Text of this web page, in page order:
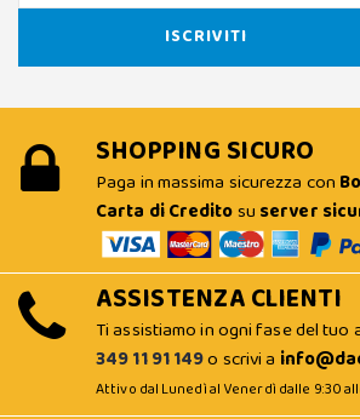
SHOPPING SICURO
Paga in massima sicurezza con
Carta di Creditosu server
ASSISTENZA CLIENTI
Ti assistiamo in ogni fase del
349 11 91 149o scrivi a
Attivo dal Lunedì al Venerdì dalle 9:30